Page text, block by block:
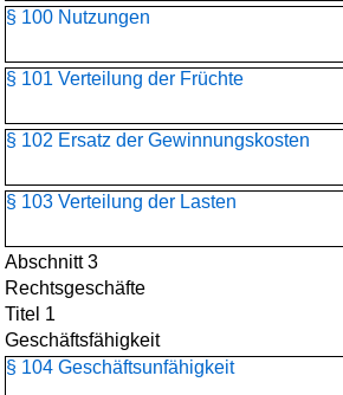
§ 100 Nutzungen
§ 101 Verteilung der Früchte
§ 102 Ersatz der Gewinnungskosten
§ 103 Verteilung der Lasten
Abschnitt 3
Rechtsgeschäfte
Titel 1
Geschäftsfähigkeit
§ 104 Geschäftsunfähigkeit